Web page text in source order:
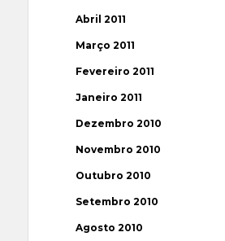
Abril 2011
Março 2011
Fevereiro 2011
Janeiro 2011
Dezembro 2010
Novembro 2010
Outubro 2010
Setembro 2010
Agosto 2010